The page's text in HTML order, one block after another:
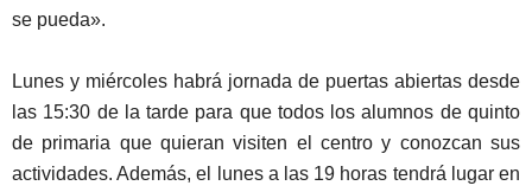
se pueda».
Lunes y miércoles habrá jornada de puertas abiertas desde
las 15:30 de la tarde para que todos los alumnos de quinto
de primaria que quieran visiten el centro y conozcan sus
actividades. Además, el lunes a las 19 horas tendrá lugar en